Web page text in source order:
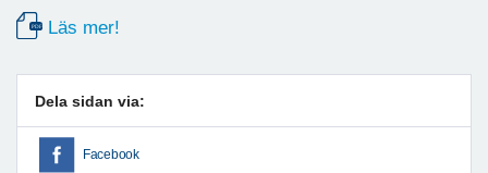
Läs mer!
Dela sidan via:
Facebook